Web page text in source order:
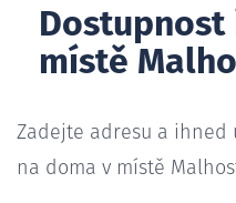
místě
Zadejte adresu a
na doma v místě